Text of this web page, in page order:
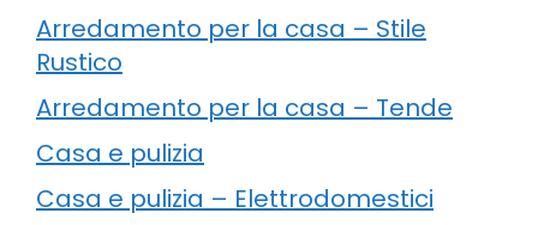
Arredamento per la casa – Stile
Rustico
Arredamento per la casa – Tende
Casa e pulizia
Casa e pulizia – Elettrodomestici